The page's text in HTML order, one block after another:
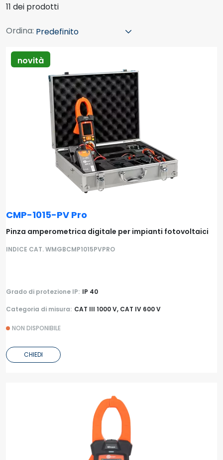
11 dei prodotti
Ordina:
novità
CMP-1015-PV Pro
Pinza amperometrica digitale per impianti fotovoltaici
INDICE CAT. WMGBCMP1015PVPRO
Grado di protezione IP: IP 40
Categoria di misura: CAT III 1000 V, CAT IV 600 V
NON DISPONIBILE
CHIEDI